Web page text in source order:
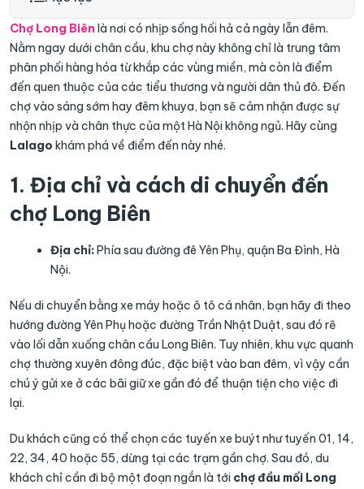
Chợ Long Biên là nơi có nhịp sống hối hả cả ngày lẫn đêm.
Nằm ngay dưới chân cầu, khu chợ này không chỉ là trung tâm
phân phối hàng hóa từ khắp các vùng miền, mà còn là điểm
đến quen thuộc của các tiểu thương và người dân thủ đô. Đến
chợ vào sáng sớm hay đêm khuya, bạn sẽ cảm nhận được sự
nhộn nhịp và chân thực của một Hà Nội không ngủ. Hãy cùng
Lalago khám phá về điểm đến này nhé.
1. Địa chỉ và cách di chuyển đến
chợ Long Biên
Địa chỉ: Phía sau đường đê Yên Phụ, quận Ba Đình, Hà
Nội.
Nếu di chuyển bằng xe máy hoặc ô tô cá nhân, bạn hãy đi theo
hướng đường Yên Phụ hoặc đường Trần Nhật Duật, sau đó rẽ
vào lối dẫn xuống chân cầu Long Biên. Tuy nhiên, khu vực quanh
chợ thường xuyên đông đúc, đặc biệt vào ban đêm, vì vậy cần
chú ý gửi xe ở các bãi giữ xe gần đó để thuận tiện cho việc đi
lại.
Du khách cũng có thể chọn các tuyến xe buýt như tuyến 01, 14,
22, 34, 40 hoặc 55, dừng tại các trạm gần chợ. Sau đó, du
khách chỉ cần đi bộ một đoạn ngắn là tới chợ đầu mối Long